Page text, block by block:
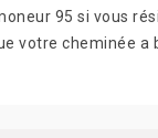
95 si vous
votre cheminée a